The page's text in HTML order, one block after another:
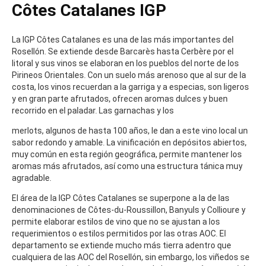
Côtes Catalanes IGP
La IGP Côtes Catalanes es una de las más importantes del
Rosellón. Se extiende desde Barcarès hasta Cerbère por el
litoral y sus vinos se elaboran en los pueblos del norte de los
Pirineos Orientales. Con un suelo más arenoso que al sur de la
costa, los vinos recuerdan a la garriga y a especias, son ligeros
y en gran parte afrutados, ofrecen aromas dulces y buen
recorrido en el paladar. Las garnachas y los
merlots, algunos de hasta 100 años, le dan a este vino local un
sabor redondo y amable. La vinificación en depósitos abiertos,
muy común en esta región geográfica, permite mantener los
aromas más afrutados, así como una estructura tánica muy
agradable.
El área de la IGP Côtes Catalanes se superpone a la de las
denominaciones de Côtes-du-Roussillon, Banyuls y Collioure y
permite elaborar estilos de vino que no se ajustan a los
requerimientos o estilos permitidos por las otras AOC. El
departamento se extiende mucho más tierra adentro que
cualquiera de las AOC del Rosellón, sin embargo, los viñedos se